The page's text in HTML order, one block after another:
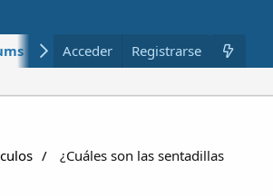
Nuevo Miembros
Acceder Registrarse
¿Cuáles son las sentadillas para